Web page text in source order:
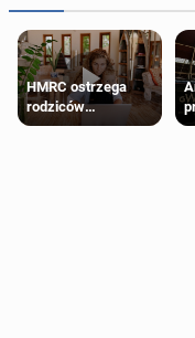
HMRC ostrzega
rodziców
pobierających Child